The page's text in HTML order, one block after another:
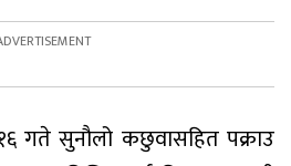
गते सुनौलो कछुवासहित पक्राउ